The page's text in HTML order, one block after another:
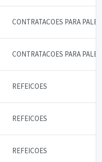
CONTRATACOES PARA
CONTRATACOES PARA
REFEICOES
REFEICOES
REFEICOES